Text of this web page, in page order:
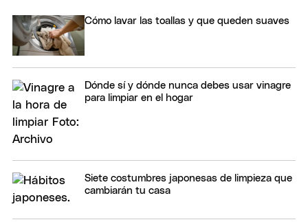
Cómo lavar las toallas y que queden suaves
Dónde sí y dónde nunca debes usar vinagre
para limpiar en el hogar
Siete costumbres japonesas de limpieza que
cambiarán tu casa